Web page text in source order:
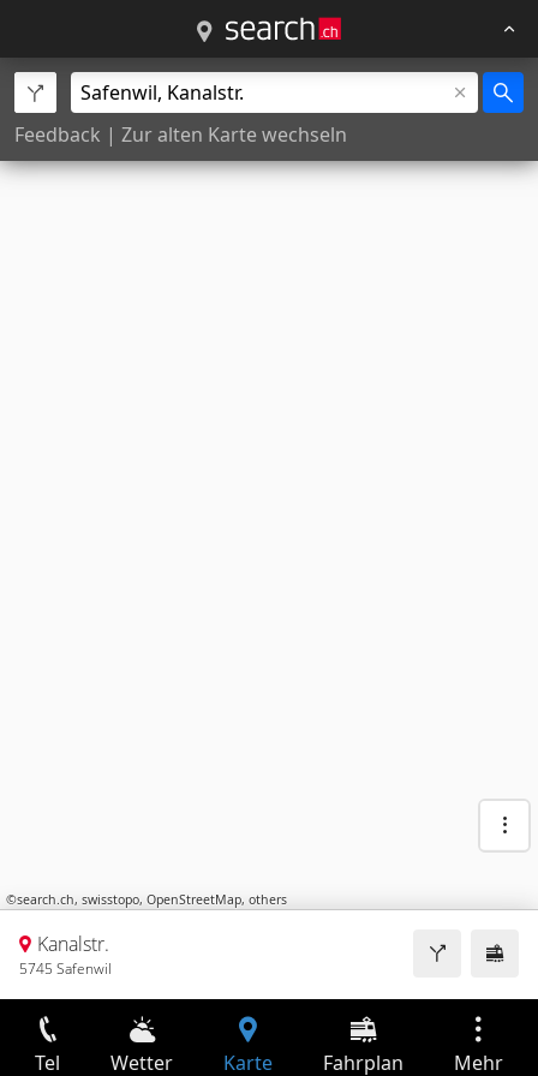
Feedback | Zur alten Karte wechseln
©search.ch, swisstopo, OpenStreetMap, others
Kanalstr.
5745 Safenwil
Tel Wetter Karte Fahrplan Mehr